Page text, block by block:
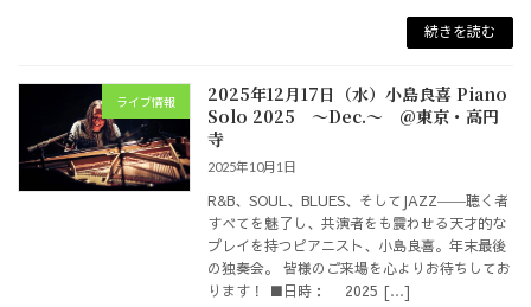
続きを読む
ライブ情報
2025年12月17日（水）小島良喜 Piano
Solo 2025 ～Dec.～ @東京・高円
寺
2025年10月1日
R&B、SOUL、BLUES、そしてJAZZ――聴く者
すべてを魅了し、共演者をも震わせる天才的な
プレイを持つピアニスト、小島良喜。年末最後
の独奏会。 皆様のご来場を心よりお待ちしてお
ります！ ■日時： 2025 […]